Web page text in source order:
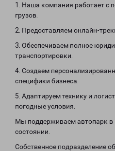
1. Наша компания работает с
грузов.
2. Предоставляем онлайн-
3. Обеспечиваем полное
транспортировки.
4. Создаем
специфики бизнеса.
5. Адаптируем технику и
погодные условия.
Мы поддерживаем автопарк в
состоянии.
Собственное подразделение